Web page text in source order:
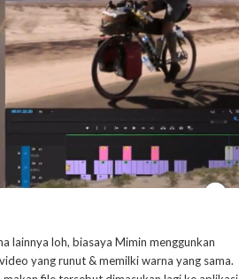
lainnya loh, biasaya Mimin menggunkan
yang runut & memilki warna yang sama.